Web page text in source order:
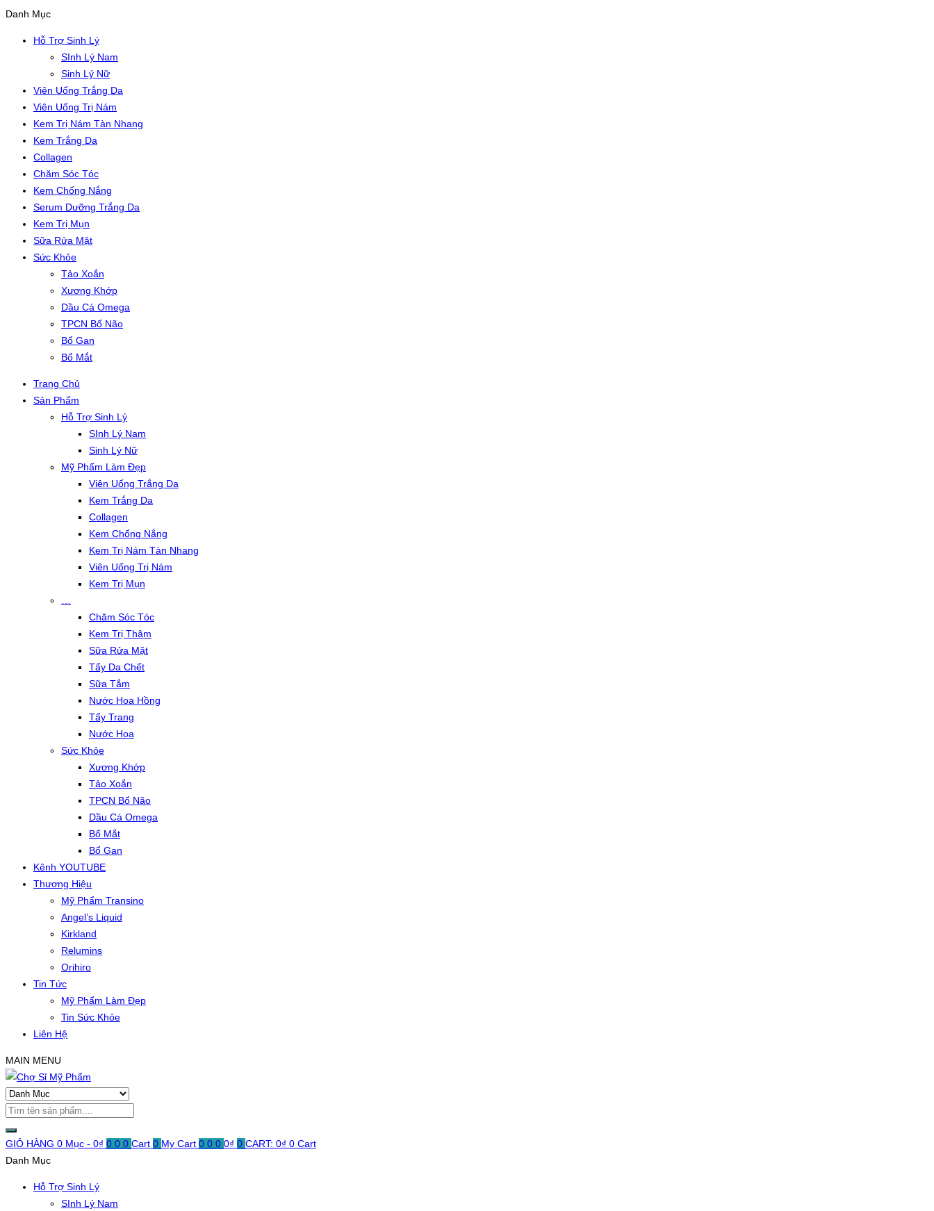
Danh Mục
Hỗ Trợ Sinh Lý
SInh Lý Nam
Sinh Lý Nữ
Viên Uống Trắng Da
Viên Uống Trị Nám
Kem Trị Nám Tàn Nhang
Kem Trắng Da
Collagen
Chăm Sóc Tóc
Kem Chống Nắng
Serum Dưỡng Trắng Da
Kem Trị Mụn
Sữa Rửa Mặt
Sức Khỏe
Tảo Xoắn
Xương Khớp
Dầu Cá Omega
TPCN Bổ Não
Bổ Gan
Bổ Mắt
Trang Chủ
Sản Phẩm
Hỗ Trợ Sinh Lý
SInh Lý Nam
Sinh Lý Nữ
Mỹ Phẩm Làm Đẹp
Viên Uống Trắng Da
Kem Trắng Da
Collagen
Kem Chống Nắng
Kem Trị Nám Tàn Nhang
Viên Uống Trị Nám
Kem Trị Mụn
Chăm Sóc Tóc
Kem Trị Thâm
Sữa Rửa Mặt
Tẩy Da Chết
Sữa Tắm
Nước Hoa Hồng
Tẩy Trang
Nước Hoa
Sức Khỏe
Xương Khớp
Tảo Xoắn
TPCN Bổ Não
Dầu Cá Omega
Bổ Mắt
Bổ Gan
Kênh YOUTUBE
Thương Hiệu
Mỹ Phẩm Transino
Angel’s Liquid
Kirkland
Relumins
Orihiro
Tin Tức
Mỹ Phẩm Làm Đẹp
Tin Sức Khỏe
Liên Hệ
MAIN MENU
GIỎ HÀNG 0 Mục - 0₫ 0 0 0 Cart 0 My Cart 0 0 0 0₫ 0 CART: 0₫ 0 Cart
Danh Mục
Hỗ Trợ Sinh Lý
SInh Lý Nam